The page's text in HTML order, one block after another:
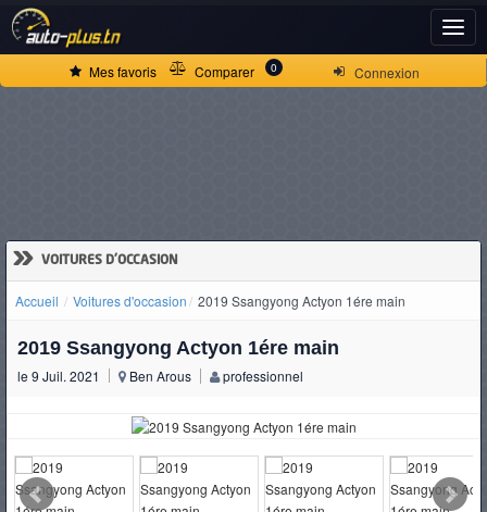
Connexion
Mes favoris Comparer 0
» VOITURES D'OCCASION
Accueil Voitures d'occasion 2019 Ssangyong Actyon 1ére main
2019 Ssangyong Actyon 1ére main
le 9 Juil. 2021 Ben Arous professionnel
ACCUEIL
D'OCCASION